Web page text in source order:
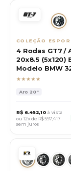
COLEÇÃO
4 Rodas GT7 /
20x8.5 (5x120)
Modelo BMW
★★★★★
Aro 20"
R$ 6.452,10 à vista
ou 12x de R$597,417
sem juros